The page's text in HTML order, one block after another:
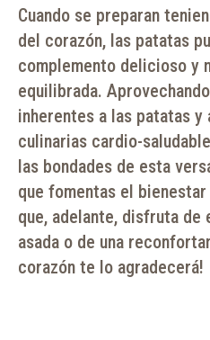
Cuando se preparan
del corazón, las patatas
complemento delicioso y
equilibrada.
inherentes a las patatas
culinarias cardio-
las bondades de esta
que fomentas el
que, adelante, disfruta
asada o de una
corazón te lo agradecerá!